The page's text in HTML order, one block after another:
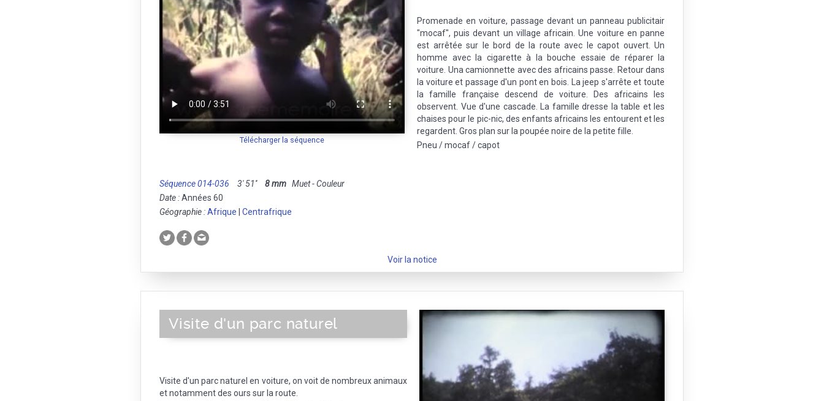
Télécharger la séquence
Promenade en voiture, passage devant un panneau publicitair
"mocaf", puis devant un village africain. Une voiture en panne
est arrêtée sur le bord de la route avec le capot ouvert. Un
homme avec la cigarette à la bouche essaie de réparer la
voiture. Una camionnette avec des africains passe. Retour dans
la voiture et passage d'un pont en bois. La jeep s'arrête et toute
la famille française descend de voiture. Des africains les
observent. Vue d'une cascade. La famille dresse la table et les
chaises pour le pic-nic, des enfants africains les entourent et les
regardent. Gros plan sur la poupée noire de la petite fille.
Pneu / mocaf / capot
Séquence 014-036 3' 51'' 8 mm Muet - Couleur
Date :Années 60
Géographie :Afrique Centrafrique
Voir la notice
Visite d'un parc naturel
Visite d'un parc naturel en voiture, on voit de nombreux animaux
et notamment des ours sur la route.